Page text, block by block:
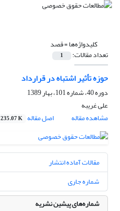
کلیدواژه‌ها =قصد
تعداد مقالات: 1
حوزه تأثیر اشتباه در قرارداد
دوره 40، شماره 101، بهار 1389
علی غریبه
مشاهده مقاله
اصل مقاله 235.07 K
مقالات آماده انتشار
شماره جاری
شماره‌های پیشین نشریه